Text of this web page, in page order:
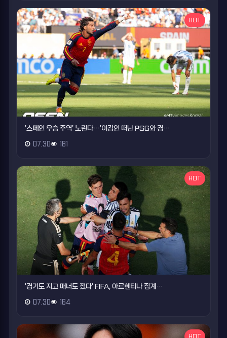
HOT
'스페인 우승 주역' 노린다…'이강인 떠난 PSG와 경…
07.30 181
HOT
'경기도 지고 매너도 졌다' FIFA, 아르헨티나 징계…
07.30 164
HOT